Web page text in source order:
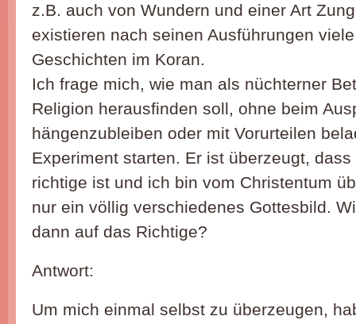
z.B. auch von Wundern und einer Art
existieren nach seinen Ausführungen
Geschichten im Koran.
Ich frage mich, wie man als nüchterner
Religion herausfinden soll, ohne beim
hängenzubleiben oder mit Vorurteilen
Experiment starten. Er ist überzeugt,
richtige ist und ich bin vom Christentum
nur ein völlig verschiedenes Gottesbild.
dann auf das Richtige?
Antwort:
Um mich einmal selbst zu überzeugen,